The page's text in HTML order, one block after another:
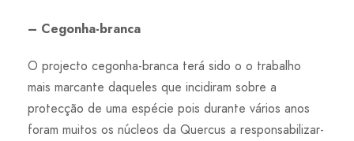
– Cegonha-branca
O projecto cegonha-branca terá sido o o trabalho
mais marcante daqueles que incidiram sobre a
protecção de uma espécie pois durante vários anos
foram muitos os núcleos da Quercus a responsabilizar-